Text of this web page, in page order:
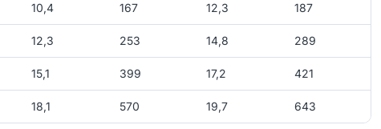
10,4 167 12,3 187
12,3 253 14,8 289
15,1 399 17,2 421
18,1 570 19,7 643